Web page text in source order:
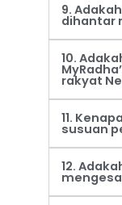
9.
dihantar
10.
rakyat
11.
susuan
12.